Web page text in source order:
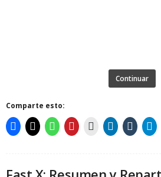
Continuar
Comparte esto: